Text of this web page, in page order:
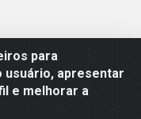
para
usuário, apresentar
e melhorar a
Durval de Góes